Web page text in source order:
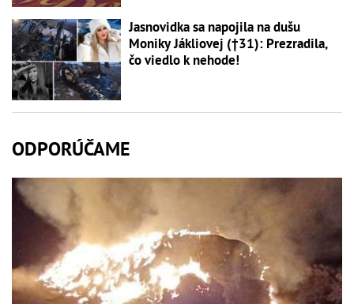
Jasnovidka sa napojila na dušu
Moniky Jákliovej (†31): Prezradila,
čo viedlo k nehode!
ODPORÚČAME